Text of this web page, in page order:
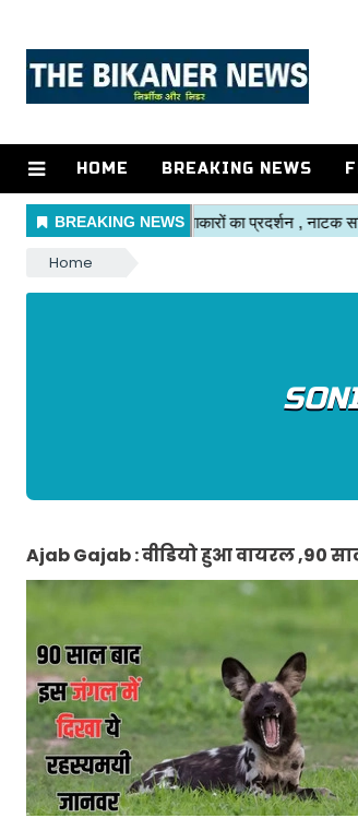
HOME BREAKING NEWS
Home
Ajab Gajab : वीडियो हुआ वायरल ,90